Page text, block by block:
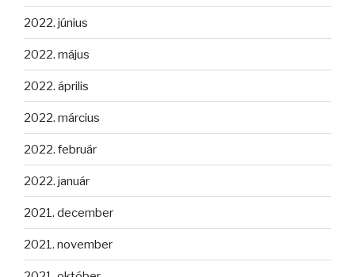
2022. június
2022. május
2022. április
2022. március
2022. február
2022. január
2021. december
2021. november